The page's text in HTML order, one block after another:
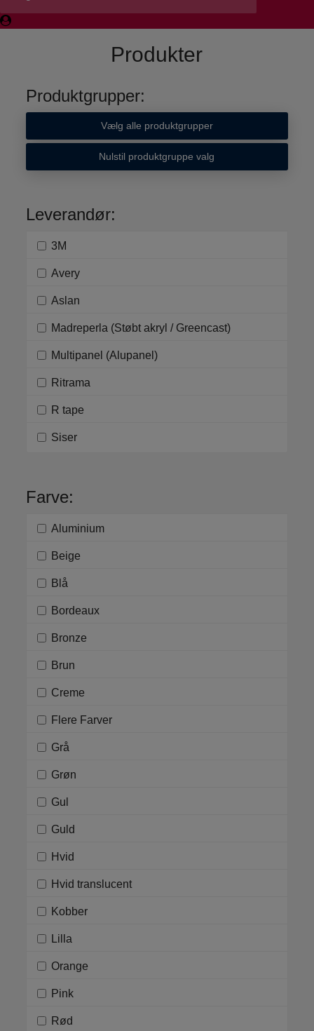
Produkter
Produktgrupper:
Vælg alle produktgrupper
Nulstil produktgruppe valg
Leverandør:
3M
Avery
Aslan
Madreperla (Støbt akryl / Greencast)
Multipanel (Alupanel)
Ritrama
R tape
Siser
Farve:
Aluminium
Beige
Blå
Bordeaux
Bronze
Brun
Creme
Flere Farver
Grå
Grøn
Gul
Guld
Hvid
Hvid translucent
Kobber
Lilla
Orange
Pink
Rød